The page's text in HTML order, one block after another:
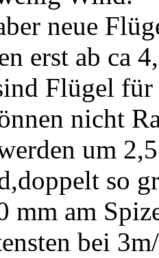
neue
erst ab ca
Flügel
nicht
um
so
mm am
bei